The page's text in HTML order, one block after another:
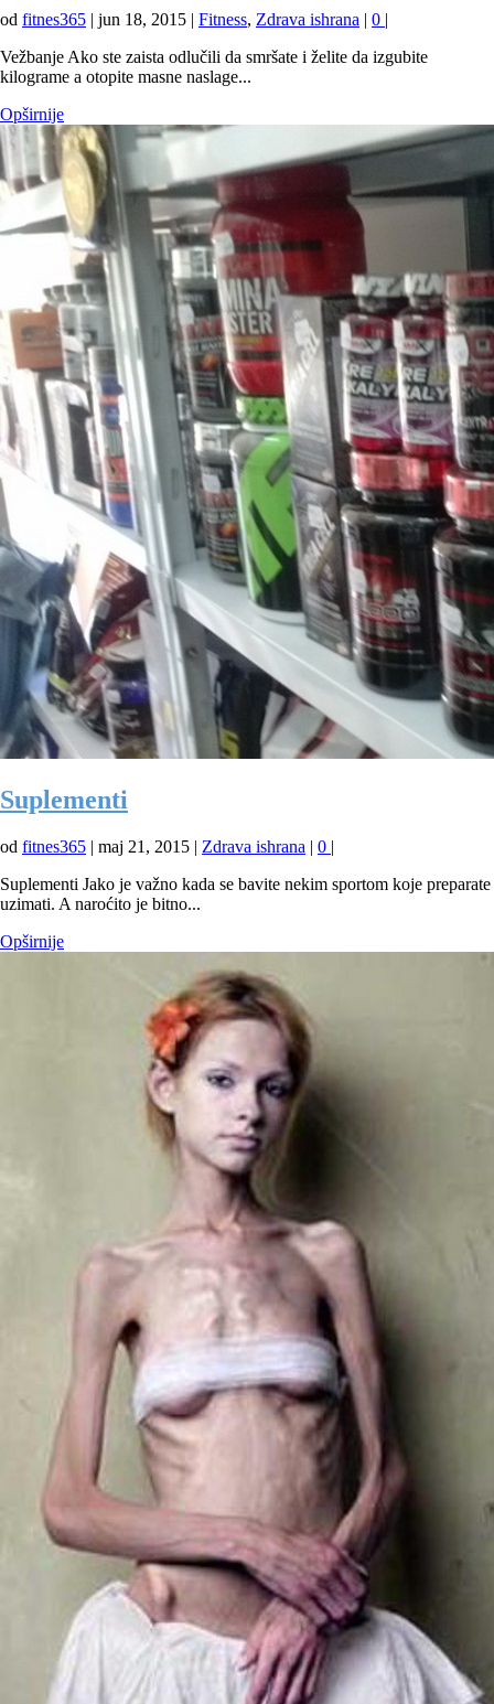
od fitnes365 | jun 18, 2015 | Fitness, Zdrava ishrana | 0 |
Vežbanje Ako ste zaista odlučili da smršate i želite da izgubite
kilograme a otopite masne naslage...
Opširnije
Suplementi
od fitnes365 | maj 21, 2015 | Zdrava ishrana | 0 |
Suplementi Jako je važno kada se bavite nekim sportom koje preparate
uzimati. A naroćito je bitno...
Opširnije